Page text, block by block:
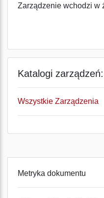
Zarządzenie wchodzi w
Katalogi zarządzeń:
Wszystkie Zarządzenia
Metryka dokumentu